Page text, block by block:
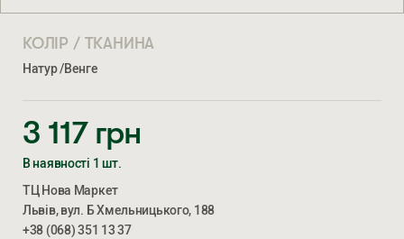
КОЛІР / ТКАНИНА
Натур /Венге
3 117 грн
В наявності 1 шт.
ТЦ Нова Маркет
Львів, вул. Б Хмельницького, 188
+38 (068) 351 13 37